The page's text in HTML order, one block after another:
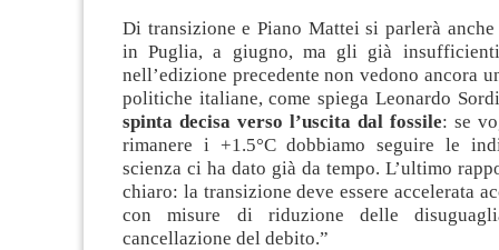
Di transizione e Piano Mattei si parlerà
in Puglia, a giugno, ma gli già
nell’edizione precedente non vedono ancora
politiche italiane, come spiega Leonardo
spinta decisa verso l’uscita dal fossile: se
rimanere i +1.5°C dobbiamo seguire le
scienza ci ha dato già da tempo. L’ultimo
chiaro: la transizione deve essere accelerata
con misure di riduzione delle
cancellazione del debito.”